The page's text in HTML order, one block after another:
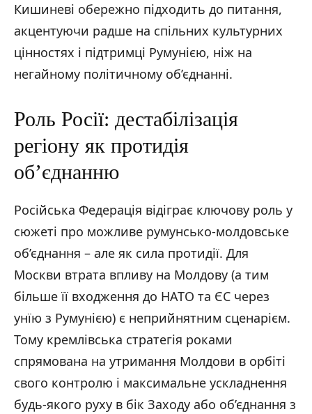
Кишиневі обережно підходить до питання,
акцентуючи радше на спільних культурних
цінностях і підтримці Румунією, ніж на
негайному політичному об’єднанні.
Роль Росії: дестабілізація
регіону як протидія
об’єднанню
Російська Федерація відіграє ключову роль у
сюжеті про можливе румунсько-молдовське
об’єднання – але як сила протидії. Для
Москви втрата впливу на Молдову (а тим
більше її входження до НАТО та ЄС через
унїю з Румунією) є неприйнятним сценарієм.
Тому кремлівська стратегія роками
спрямована на утримання Молдови в орбіті
свого контролю і максимальне ускладнення
будь-якого руху в бік Заходу або об’єднання з